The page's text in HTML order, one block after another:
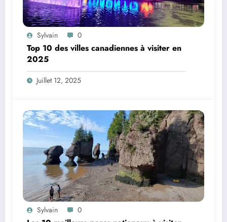
Sylvain 0
Top 10 des villes canadiennes à visiter en
2025
Juillet 12, 2025
Sylvain 0